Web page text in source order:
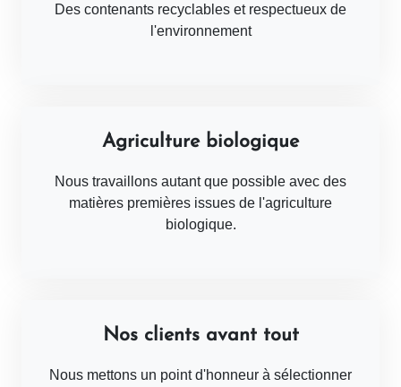
Des contenants recyclables et respectueux de
l'environnement
Agriculture biologique
Nous travaillons autant que possible avec des
matières premières issues de l'agriculture
biologique.
Nos clients avant tout
Nous mettons un point d'honneur à sélectionner